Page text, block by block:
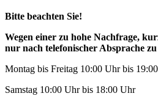
Bitte beachten Sie!
Wegen einer zu hohe Nachfrage,
nur nach telefonischer Absprache
Montag bis Freitag 10:00 Uhr bis
Samstag 10:00 Uhr bis 18:00 Uhr